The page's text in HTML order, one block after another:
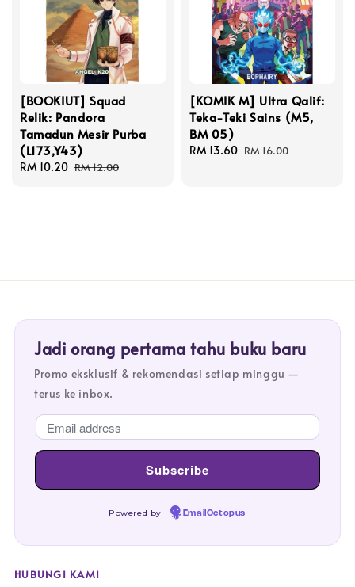
[BOOKIUT] Squad
Relik: Pandora
Tamadun Mesir Purba
(L173,Y43)
Sale
RM 10.20 Regular
RM 12.00
[KOMIK M] Ultra Qalif:
Teka-Teki Sains (M5,
BM 05)
Sale
RM 13.60 Regular
RM 16.00
Jadi orang pertama tahu buku baru
Promo eksklusif & rekomendasi setiap minggu —
terus ke inbox.
Powered by EmailOctopus
HUBUNGI KAMI